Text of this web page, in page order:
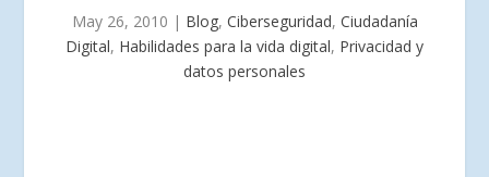
May 26, 2010 | Blog, Ciberseguridad, Ciudadanía
Digital, Habilidades para la vida digital, Privacidad y
datos personales